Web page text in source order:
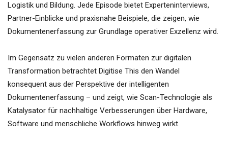
Logistik und Bildung. Jede Episode bietet Experteninterviews,
Partner-Einblicke und praxisnahe Beispiele, die zeigen, wie
Dokumentenerfassung zur Grundlage operativer Exzellenz wird.
Im Gegensatz zu vielen anderen Formaten zur digitalen
Transformation betrachtet Digitise This den Wandel
konsequent aus der Perspektive der intelligenten
Dokumentenerfassung – und zeigt, wie Scan-Technologie als
Katalysator für nachhaltige Verbesserungen über Hardware,
Software und menschliche Workflows hinweg wirkt.